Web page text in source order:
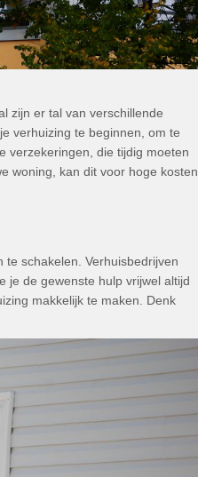
zijn er tal van verschillende
verhuizing te beginnen, om te
verzekeringen, die tijdig moeten
woning, kan dit voor hoge kosten
schakelen. Verhuisbedrijven
je de gewenste hulp vrijwel altijd
makkelijk te maken. Denk